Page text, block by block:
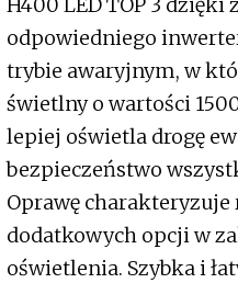
odpowiedniego
trybie awaryjnym, w
świetlny o wartości
lepiej oświetla drogę
bezpieczeństwo
Oprawę charakteryzuje
dodatkowych opcji w
oświetlenia. Szybka i